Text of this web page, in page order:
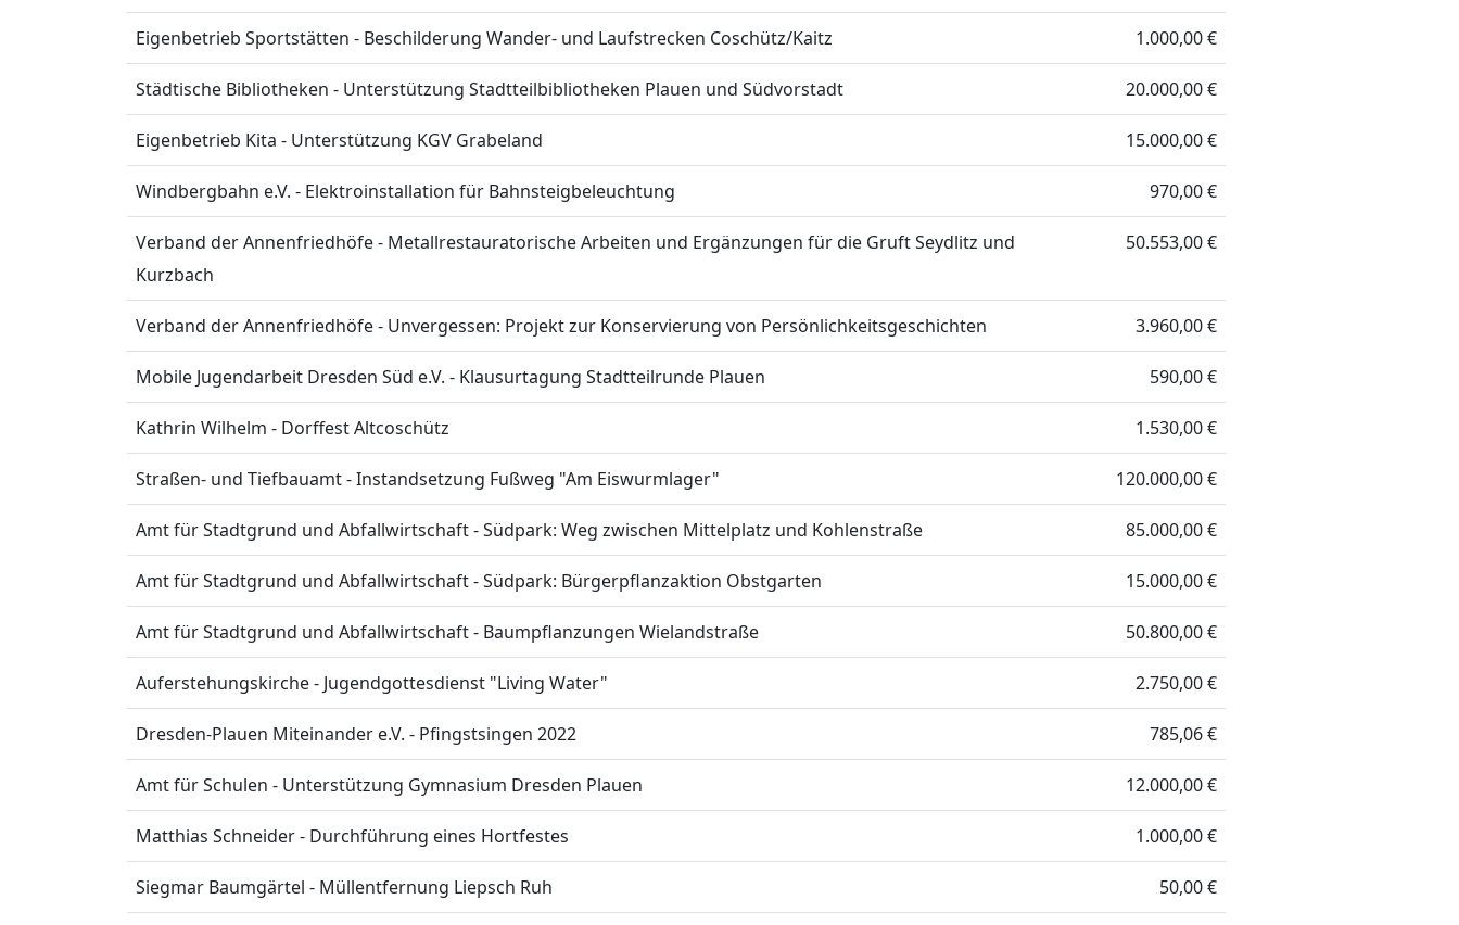
Eigenbetrieb Sportstätten - Beschilderung Wander- und Laufstrecken Coschütz/Kaitz 1.000,00 €
Städtische Bibliotheken - Unterstützung Stadtteilbibliotheken Plauen und Südvorstadt 20.000,00 €
Eigenbetrieb Kita - Unterstützung KGV Grabeland 15.000,00 €
Windbergbahn e.V. - Elektroinstallation für Bahnsteigbeleuchtung 970,00 €
Verband der Annenfriedhöfe - Metallrestauratorische Arbeiten und Ergänzungen für die Gruft Seydlitz und
Kurzbach
50.553,00 €
Verband der Annenfriedhöfe - Unvergessen: Projekt zur Konservierung von Persönlichkeitsgeschichten 3.960,00 €
Mobile Jugendarbeit Dresden Süd e.V. - Klausurtagung Stadtteilrunde Plauen 590,00 €
Kathrin Wilhelm - Dorffest Altcoschütz 1.530,00 €
Straßen- und Tiefbauamt - Instandsetzung Fußweg "Am Eiswurmlager" 120.000,00 €
Amt für Stadtgrund und Abfallwirtschaft - Südpark: Weg zwischen Mittelplatz und Kohlenstraße 85.000,00 €
Amt für Stadtgrund und Abfallwirtschaft - Südpark: Bürgerpflanzaktion Obstgarten 15.000,00 €
Amt für Stadtgrund und Abfallwirtschaft - Baumpflanzungen Wielandstraße 50.800,00 €
Auferstehungskirche - Jugendgottesdienst "Living Water" 2.750,00 €
Dresden-Plauen Miteinander e.V. - Pfingstsingen 2022 785,06 €
Amt für Schulen - Unterstützung Gymnasium Dresden Plauen 12.000,00 €
Matthias Schneider - Durchführung eines Hortfestes 1.000,00 €
Siegmar Baumgärtel - Müllentfernung Liepsch Ruh 50,00 €